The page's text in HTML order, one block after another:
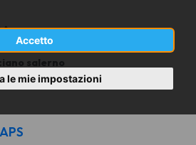
Accetto
le mie impostazioni
salerno